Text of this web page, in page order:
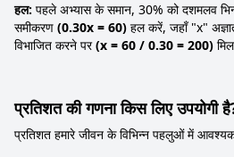
हल: पहले अभ्यास के समान, 30% को दशमलव
समीकरण (0.30x = 60) हल करें, जहाँ "x"
विभाजित करने पर(x = 60 / 0.30 = 200)
प्रतिशत की गणना किस लिए उपयोगी
प्रतिशत हमारे जीवन के विभिन्न पहलुओं में